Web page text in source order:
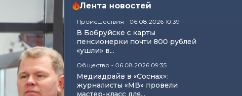
Лента новостей
Происшествия - 06.08.2026 10:39
В Бобруйске с карты
пенсионерки почти 800 рублей
«ушли» в...
Общество - 06.08.2026 09:35
Медиадрайв в «Соснах»:
журналисты «МВ» провели
мастер-класс для...